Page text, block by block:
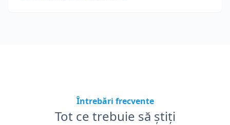
Întrebări frecvente
Tot ce trebuie să știți